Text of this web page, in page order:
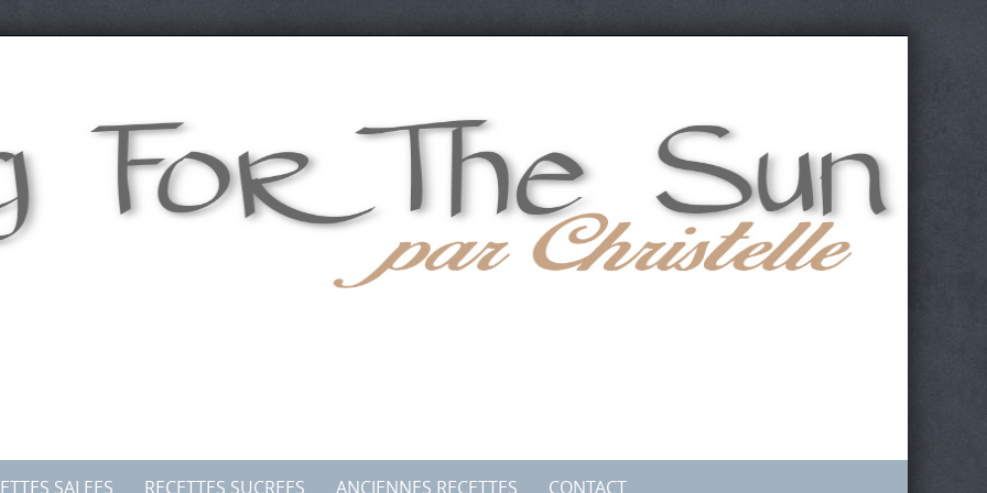
SALEES RECETTES SUCREES ANCIENNES RECETTES CONTACT